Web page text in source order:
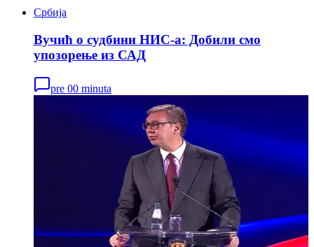
Србија
Вучић о судбини НИС-а: Добили смо
упозорење из САД
pre 00 minuta